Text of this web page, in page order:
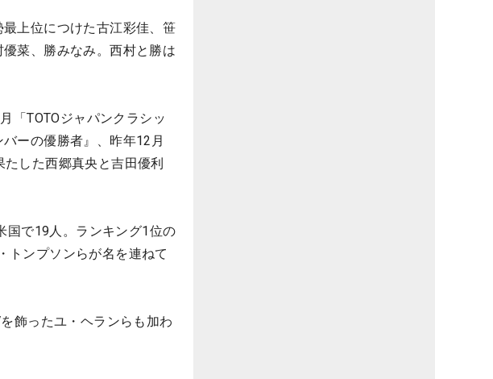
上位につけた古江彩佳、笹
菜、勝みなみ。西村と勝は
「TOTOジャパンクラシッ
ーの優勝者』、昨年12月
した西郷真央と吉田優利
国で19人。ランキング1位の
トンプソンらが名を連ねて
飾ったユ・ヘランらも加わ